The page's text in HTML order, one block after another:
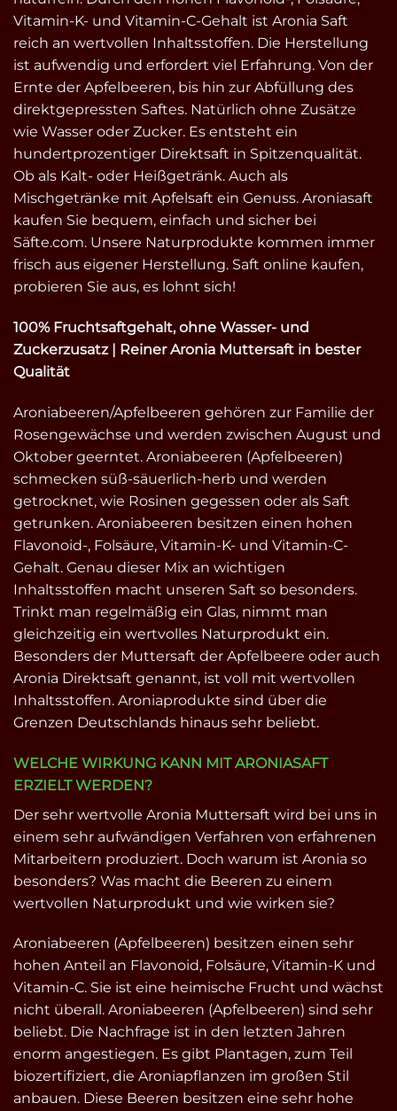
Vitamin-K- und Vitamin-C-Gehalt ist Aronia Saft
reich an wertvollen Inhaltsstoffen. Die Herstellung
ist aufwendig und erfordert viel Erfahrung. Von der
Ernte der Apfelbeeren, bis hin zur Abfüllung des
direktgepressten Saftes. Natürlich ohne Zusätze
wie Wasser oder Zucker. Es entsteht ein
hundertprozentiger Direktsaft in Spitzenqualität.
Ob als Kalt- oder Heißgetränk. Auch als
Mischgetränke mit Apfelsaft ein Genuss. Aroniasaft
kaufen Sie bequem, einfach und sicher bei
Säfte.com. Unsere Naturprodukte kommen immer
frisch aus eigener Herstellung. Saft online kaufen,
probieren Sie aus, es lohnt sich!
100% Fruchtsaftgehalt, ohne Wasser- und
Zuckerzusatz | Reiner Aronia Muttersaft in bester
Qualität
Aroniabeeren/Apfelbeeren gehören zur Familie der
Rosengewächse und werden zwischen August und
Oktober geerntet. Aroniabeeren (Apfelbeeren)
schmecken süß-säuerlich-herb und werden
getrocknet, wie Rosinen gegessen oder als Saft
getrunken. Aroniabeeren besitzen einen hohen
Flavonoid-, Folsäure, Vitamin-K- und Vitamin-C-
Gehalt. Genau dieser Mix an wichtigen
Inhaltsstoffen macht unseren Saft so besonders.
Trinkt man regelmäßig ein Glas, nimmt man
gleichzeitig ein wertvolles Naturprodukt ein.
Besonders der Muttersaft der Apfelbeere oder auch
Aronia Direktsaft genannt, ist voll mit wertvollen
Inhaltsstoffen. Aroniaprodukte sind über die
Grenzen Deutschlands hinaus sehr beliebt.
WELCHE WIRKUNG KANN MIT ARONIASAFT
ERZIELT WERDEN?
Der sehr wertvolle Aronia Muttersaft wird bei uns in
einem sehr aufwändigen Verfahren von erfahrenen
Mitarbeitern produziert. Doch warum ist Aronia so
besonders? Was macht die Beeren zu einem
wertvollen Naturprodukt und wie wirken sie?
Aroniabeeren (Apfelbeeren) besitzen einen sehr
hohen Anteil an Flavonoid, Folsäure, Vitamin-K und
Vitamin-C. Sie ist eine heimische Frucht und wächst
nicht überall. Aroniabeeren (Apfelbeeren) sind sehr
beliebt. Die Nachfrage ist in den letzten Jahren
enorm angestiegen. Es gibt Plantagen, zum Teil
biozertifiziert, die Aroniapflanzen im großen Stil
anbauen. Diese Beeren besitzen eine sehr hohe